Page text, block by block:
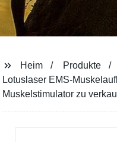
Heim
Produkte
Lotuslaser EMS-
Muskelstimulator zu